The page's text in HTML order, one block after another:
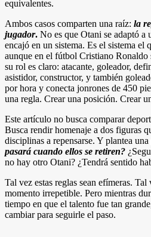
equivalentes.
Ambos casos comparten una raíz: la
jugador. No es que Otani se adaptó a
encajó en un sistema. Es el sistema el
aunque en el fútbol Cristiano Ronaldo
su rol es claro: atacante, goleador,
asistidor, constructor, y también
por hora y conecta jonrones de 450
una regla. Crear una posición. Crear
Este artículo no busca comparar
Busca rendir homenaje a dos figuras
disciplinas a repensarse. Y plantea
pasará cuando ellos se retiren?
no hay otro Otani? ¿Tendrá sentido
Tal vez estas reglas sean efímeras.
momento irrepetible. Pero mientras
tiempo en que el talento fue tan
cambiar para seguirle el paso.